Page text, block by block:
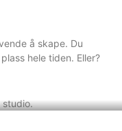
å skape. Du
hele tiden. Eller?